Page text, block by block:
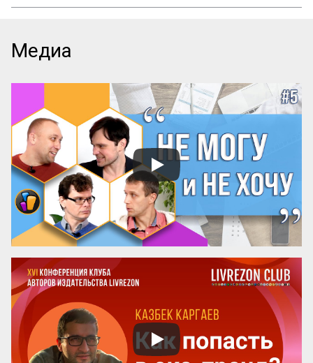
название! А ведь именно название, а
вовсе не содержание, приносит книге
успех! Кто думает иначе — пусть
проведет простой эксперимент: спросит
у кого угодно, какая книга более
знаменита: про черта в городе или про
джинна в деревне? Никто вам ничего
вразумительного не скажет. Но если
поставить вопрос иначе: какая книга
более знаменита: «‎Мастер и Маргарита»
или «...
Медиа